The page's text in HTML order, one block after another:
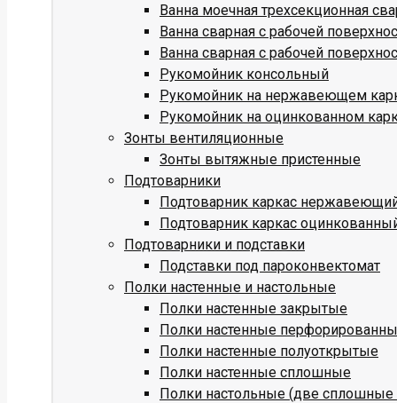
Ванна моечная трехсекционная
Ванна сварная с рабочей
Ванна сварная с рабочей
Рукомойник консольный
Рукомойник на нержавеющем
Рукомойник на оцинкованном
Зонты вентиляционные
Зонты вытяжные пристенные
Подтоварники
Подтоварник каркас
Подтоварник каркас
Подтоварники и подставки
Подставки под пароконвектомат
Полки настенные и настольные
Полки настенные закрытые
Полки настенные
Полки настенные полуоткрытые
Полки настенные сплошные
Полки настольные (две сплошные